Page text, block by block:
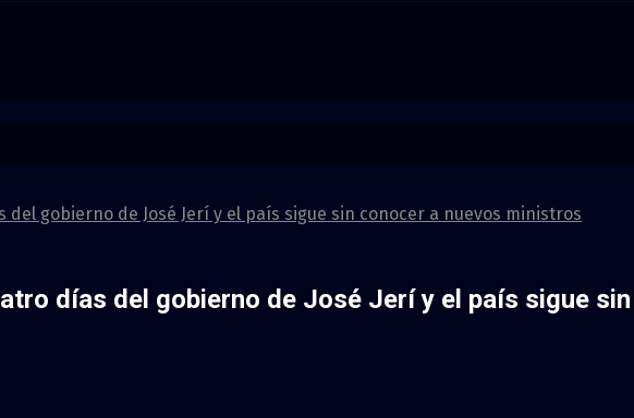
del gobierno de José Jerí y el país sigue sin conocer a nuevos ministros
días del gobierno de José Jerí y el país sigue